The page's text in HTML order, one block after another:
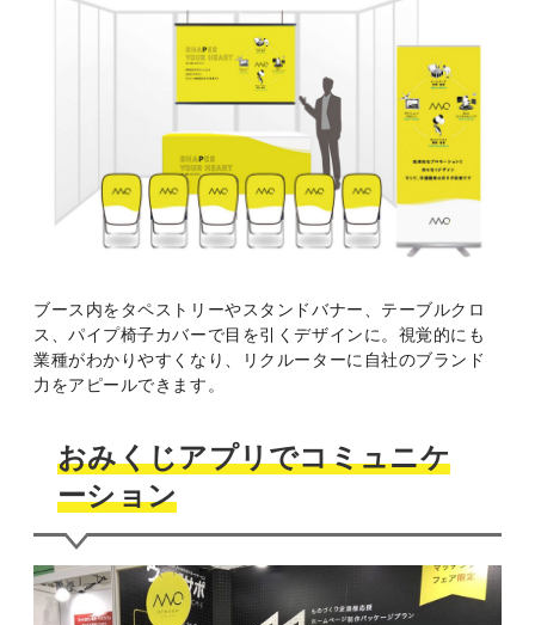
ブース内をタペストリーやスタンドバナー、テーブルクロ
ス、パイプ椅子カバーで目を引くデザインに。視覚的にも
業種がわかりやすくなり、リクルーターに自社のブランド
力をアピールできます。
おみくじアプリでコミュニケ
ーション